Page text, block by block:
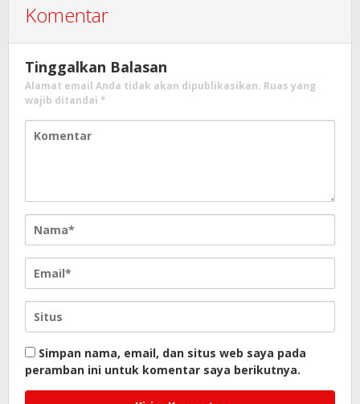
Komentar
Tinggalkan Balasan
Alamat email Anda tidak akan dipublikasikan. Ruas yang
wajib ditandai *
Simpan nama, email, dan situs web saya pada
peramban ini untuk komentar saya berikutnya.